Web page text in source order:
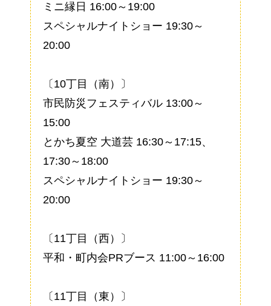
ミニ縁日 16:00～19:00
スペシャルナイトショー 19:30～
20:00
〔10丁目（南）〕
市民防災フェスティバル 13:00～
15:00
とかち夏空 大道芸 16:30～17:15、
17:30～18:00
スペシャルナイトショー 19:30～
20:00
〔11丁目（西）〕
平和・町内会PRブース 11:00～16:00
〔11丁目（東）〕